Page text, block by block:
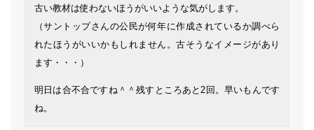
古い教材は使わないほうがいいような気がします。
（サントップさんの公民が何年に作成されているか調べら
れたほうがいいかもしれません。古そうなイメージがあり
ます・・・）
明日は合不合ですね＾＾残すところあと2回。早いもんです
ね。